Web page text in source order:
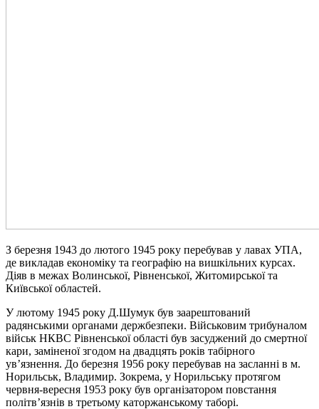
З березня 1943 до лютого 1945 року перебував у лавах УПА,
де викладав економіку та географію на вишкільних курсах.
Діяв в межах Волинської, Рівненської, Житомирської та
Київської областей.
У лютому 1945 року Д.Шумук був заарештований
радянськими органами держбезпеки. Військовим трибуналом
військ НКВС Рівненської області був засуджений до смертної
кари, заміненої згодом на двадцять років табірного
ув’язнення. До березня 1956 року перебував на засланні в м.
Норильськ, Владимир. Зокрема, у Норильську протягом
червня-вересня 1953 року був організатором повстання
політв’язнів в третьому каторжанському таборі.